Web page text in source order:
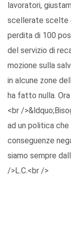
lavoratori,
scellerate scelte
perdita di 100
del servizio di
mozione sulla
in alcune zone
ha fatto nulla.
<br /
ad un politica che
conseguenze
siamo sempre
/>L.C.<br />